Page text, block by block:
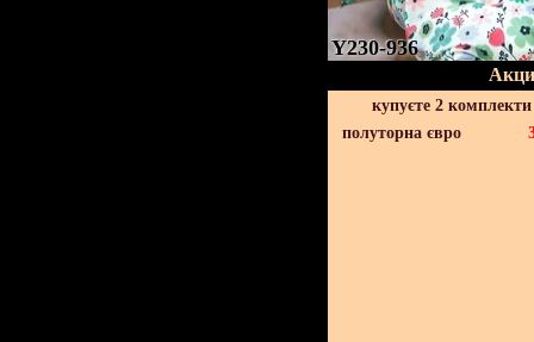
Y230-936
купуєте 2
полуторна євро